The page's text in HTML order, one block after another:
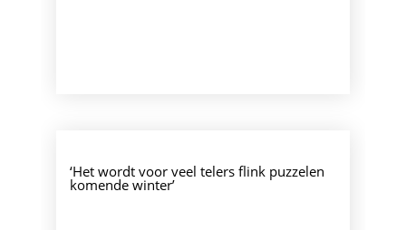
‘Het wordt voor veel telers flink puzzelen
komende winter’